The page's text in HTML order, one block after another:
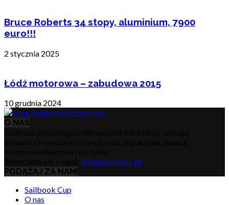
Bruce Roberts 34 stopy, aluminium, 7900
euro!!!
2 stycznia 2025
Łódź motorowa – zabudowa 2015
10 grudnia 2024
O NAS
info@sailbook.pl
PODĄŻAJ ZA NAMI
Sailbook Cup
O nas